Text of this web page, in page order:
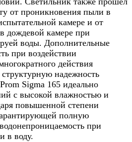
от проникновения пыли в
камере и от
дождевой камере при
воды. Дополнительные
при воздействии
действия
надежность
Sigma 165 идеально
с высокой влажностью и
повышенной степени
полную
при
в воду.